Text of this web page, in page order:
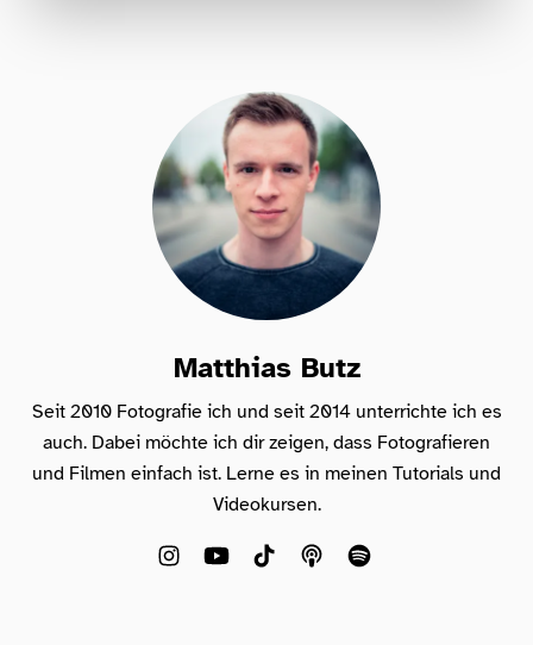
Matthias Butz
Seit 2010 Fotografie ich und seit 2014 unterrichte ich es
auch. Dabei möchte ich dir zeigen, dass Fotografieren
und Filmen einfach ist. Lerne es in meinen Tutorials und
Videokursen.